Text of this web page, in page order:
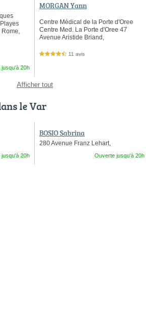
20h
MORGAN Yann
Centre Médical de la Porte d'Oree
Centre Med. La Porte d'Oree 47
Avenue Aristide Briand,
4,5 étoiles sur 5 11 avis
Afficher tout
le Var
20h
BOSIO Sabrina
280 Avenue Franz Lehart,
Ouverte jusqu'à 20h